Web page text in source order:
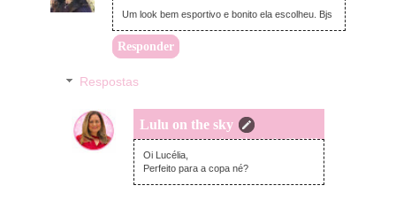
Um look bem esportivo e bonito ela escolheu. Bjs
Responder
Respostas
Lulu on the sky
quinta-feira, junho 28, 2018
Oi Lucélia,
Perfeito para a copa né?